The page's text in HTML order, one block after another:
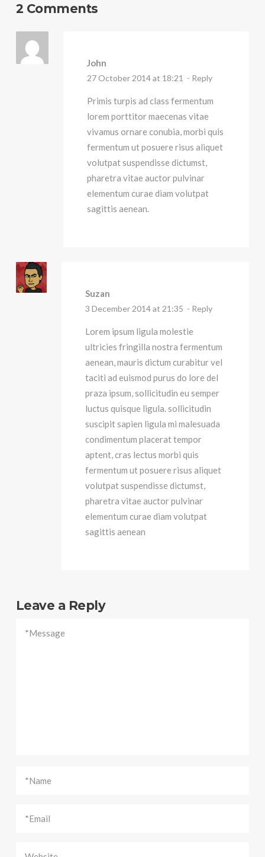
2 Comments
John
27 October 2014 at 18:21 - Reply
Primis turpis ad class fermentum
lorem porttitor maecenas vitae
vivamus ornare conubia, morbi quis
fermentum ut posuere risus aliquet
volutpat suspendisse dictumst,
pharetra vitae auctor pulvinar
elementum curae diam volutpat
sagittis aenean.
Suzan
3 December 2014 at 21:35 - Reply
Lorem ipsum ligula molestie
ultricies fringilla nostra fermentum
aenean, mauris dictum curabitur vel
taciti ad euismod purus do lore del
praza ipsum, sollicitudin eu semper
luctus quisque ligula. sollicitudin
suscipit sapien ligula mi malesuada
condimentum placerat tempor
aptent, cras lectus morbi quis
fermentum ut posuere risus aliquet
volutpat suspendisse dictumst,
pharetra vitae auctor pulvinar
elementum curae diam volutpat
sagittis aenean
Leave a Reply